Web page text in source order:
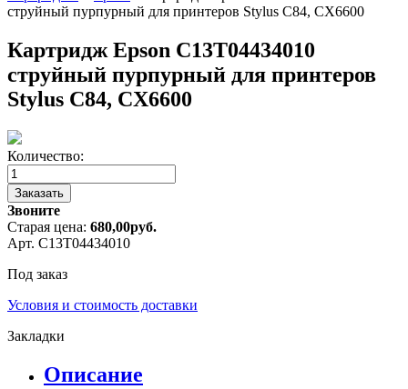
струйный пурпурный для принтеров Stylus C84, CX6600
Картридж Epson C13T04434010
струйный пурпурный для принтеров
Stylus C84, CX6600
Количество:
Заказать
Звоните
Старая цена: 680,00руб.
Арт. C13T04434010
Под заказ
Условия и стоимость доставки
Закладки
Описание